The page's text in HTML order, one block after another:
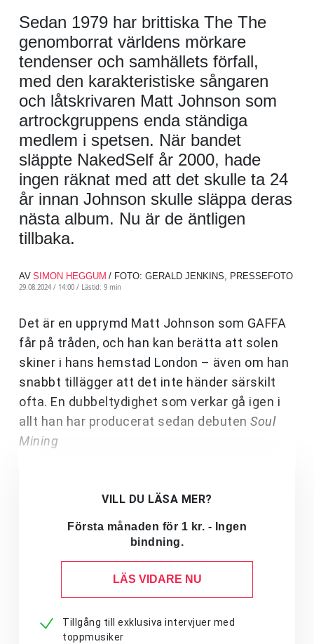
Sedan 1979 har brittiska The The
genomborrat världens mörkare
tendenser och samhällets förfall,
med den karakteristiske sångaren
och låtskrivaren Matt Johnson som
artrockgruppens enda ständiga
medlem i spetsen. När bandet
släppte NakedSelf år 2000, hade
ingen räknat med att det skulle ta 24
år innan Johnson skulle släppa deras
nästa album. Nu är de äntligen
tillbaka.
AV SIMON HEGGUM / FOTO: GERALD JENKINS, PRESSEFOTO
29.08.2024 / 14:00 / Lästid: 9 min
Det är en upprymd Matt Johnson som GAFFA
får på tråden, och han kan berätta att solen
skiner i hans hemstad London – även om han
snabbt tillägger att det inte händer särskilt
ofta. En dubbeltydighet som verkar gå igen i
allt han har producerat sedan debuten Soul
Mining
VILL DU LÄSA MER?
Första månaden för 1 kr. - Ingen
bindning.
LÄS VIDARE NU
Tillgång till exklusiva intervjuer med
toppmusiker